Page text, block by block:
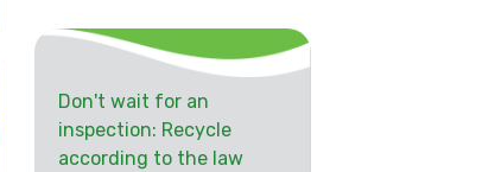
Don't wait for an
inspection: Recycle
according to the law